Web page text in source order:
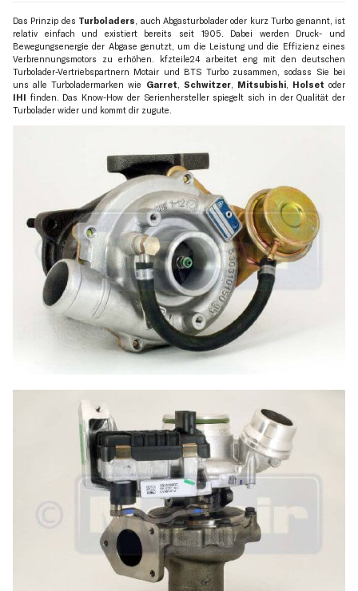
Das Prinzip des Turboladers , auch Abgasturbolader oder kurz Turbo genannt, ist
relativ einfach und existiert bereits seit 1905. Dabei werden Druck- und
Bewegungsenergie der Abgase genutzt, um die Leistung und die Effizienz eines
Verbrennungsmotors zu erhöhen. kfzteile24 arbeitet eng mit den deutschen
Turbolader-Vertriebspartnern Motair und BTS Turbo zusammen, sodass Sie bei
uns alle Turboladermarken wie Garret Schwitzer, Mitsubishi, Holset oder
IHI finden. Das Know-How der Serienhersteller spiegelt sich in der Qualität der
Turbolader wider und kommt dir zugute.